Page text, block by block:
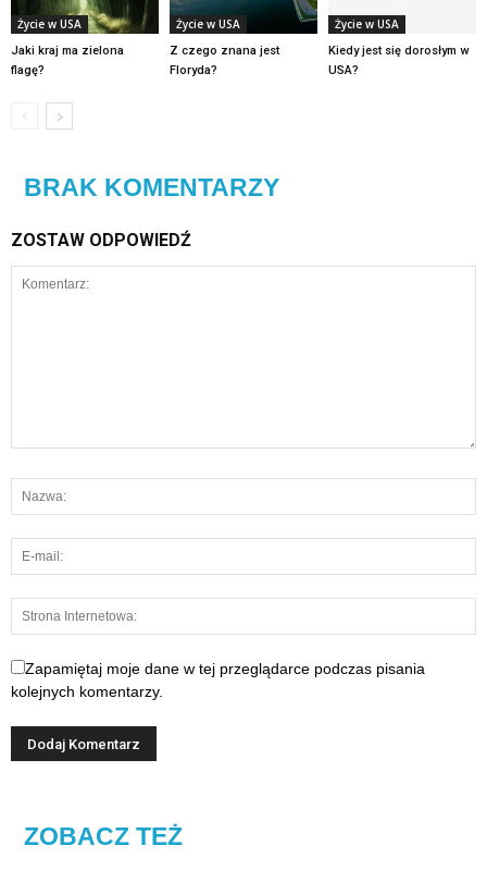
Życie w USA
Jaki kraj ma zielona
flagę?
Życie w USA
Z czego znana jest
Floryda?
Życie w USA
Kiedy jest się dorosłym w
USA?
BRAK KOMENTARZY
ZOSTAW ODPOWIEDŹ
Zapamiętaj moje dane w tej przeglądarce podczas pisania
kolejnych komentarzy.
ZOBACZ TEŻ